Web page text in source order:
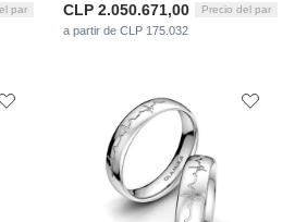
par CLP 2.050.671,00 Precio del par
a partir de CLP 175.032